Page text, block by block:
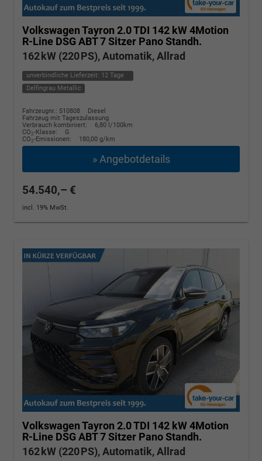
Volkswagen Tayron 2.0 TDI 142 kW 4Motion
R-Line DSG ABT 7 Sitzer Pano Standh.
162 kW (220 PS), Automatik, Allrad
unverbindliche Lieferzeit: 12 Tage
Delfingrau Metallic
Fahrzeugnr.: 510808
Diesel
Fahrzeug mit Tageszulassung
Verbrauch kombiniert:
6,80 l/100km
CO2-Klasse:
G
CO2-Emissionen: 180,00 g/km
» Angebotdetails
54.540,– €
incl. 19% MwSt.
Volkswagen Tayron 2.0 TDI 142 kW 4Motion
R-Line DSG ABT 7 Sitzer Pano Standh.
162 kW (220 PS), Automatik, Allrad